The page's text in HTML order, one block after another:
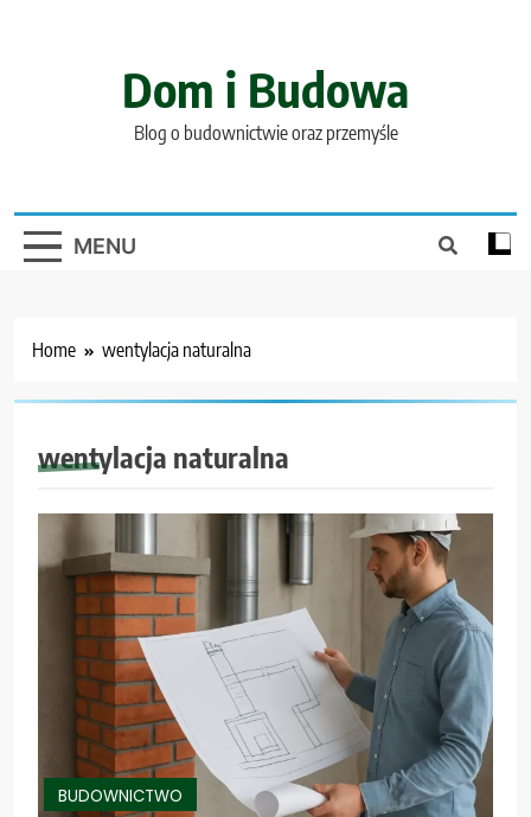
Dom i Budowa
Blog o budownictwie oraz przemyśle
MENU
Home wentylacja naturalna
wentylacja naturalna
BUDOWNICTWO